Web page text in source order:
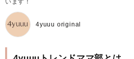
います！
4yuuu original